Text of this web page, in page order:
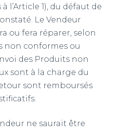
l’Article 1), du défaut de
Le Vendeur
ou fera réparer, selon
non conformes ou
des Produits non
sont à la charge du
sont remboursés
ne saurait être